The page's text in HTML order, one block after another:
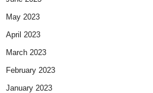
May 2023
April 2023
March 2023
February 2023
January 2023